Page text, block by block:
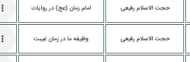
حجت الاسلام رفیعی امام زمان (عج) در روایات
حجت الاسلام رفیعی وظیفه ما در زمان غیبت